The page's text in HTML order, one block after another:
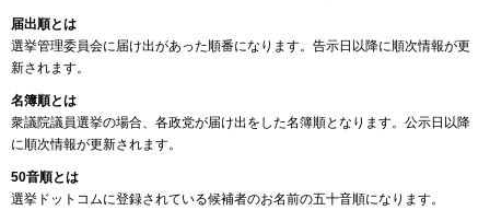
届出順とは
選挙管理委員会に届け出があった順番になります。告示日以降に順次情報が更
新されます。
名簿順とは
衆議院議員選挙の場合、各政党が届け出をした名簿順となります。公示日以降
に順次情報が更新されます。
50音順とは
選挙ドットコムに登録されている候補者のお名前の五十音順になります。